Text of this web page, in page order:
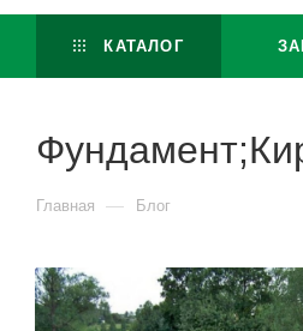
КАТАЛОГ
Главная — Блог